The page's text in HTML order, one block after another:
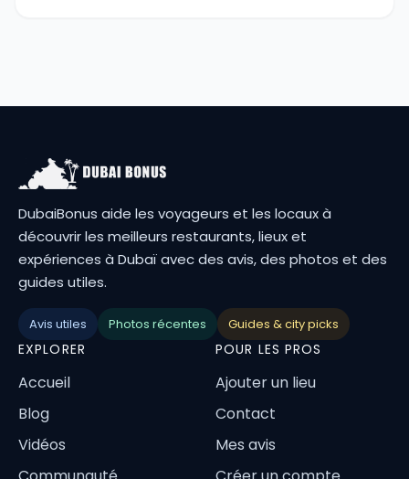
DubaiBonus aide les voyageurs et les locaux à
découvrir les meilleurs restaurants, lieux et
expériences à Dubaï avec des avis, des photos et des
guides utiles.
Avis utiles Photos récentes Guides & city picks
EXPLORER
Accueil
Blog
Vidéos
POUR LES PROS
Ajouter un lieu
Contact
Mes avis